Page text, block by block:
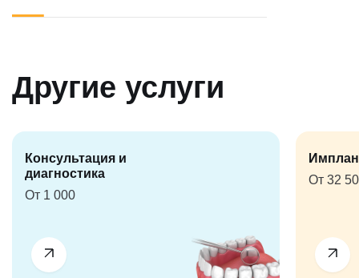
Другие услуги
Консультация и
диагностика
От 1 000
От 32